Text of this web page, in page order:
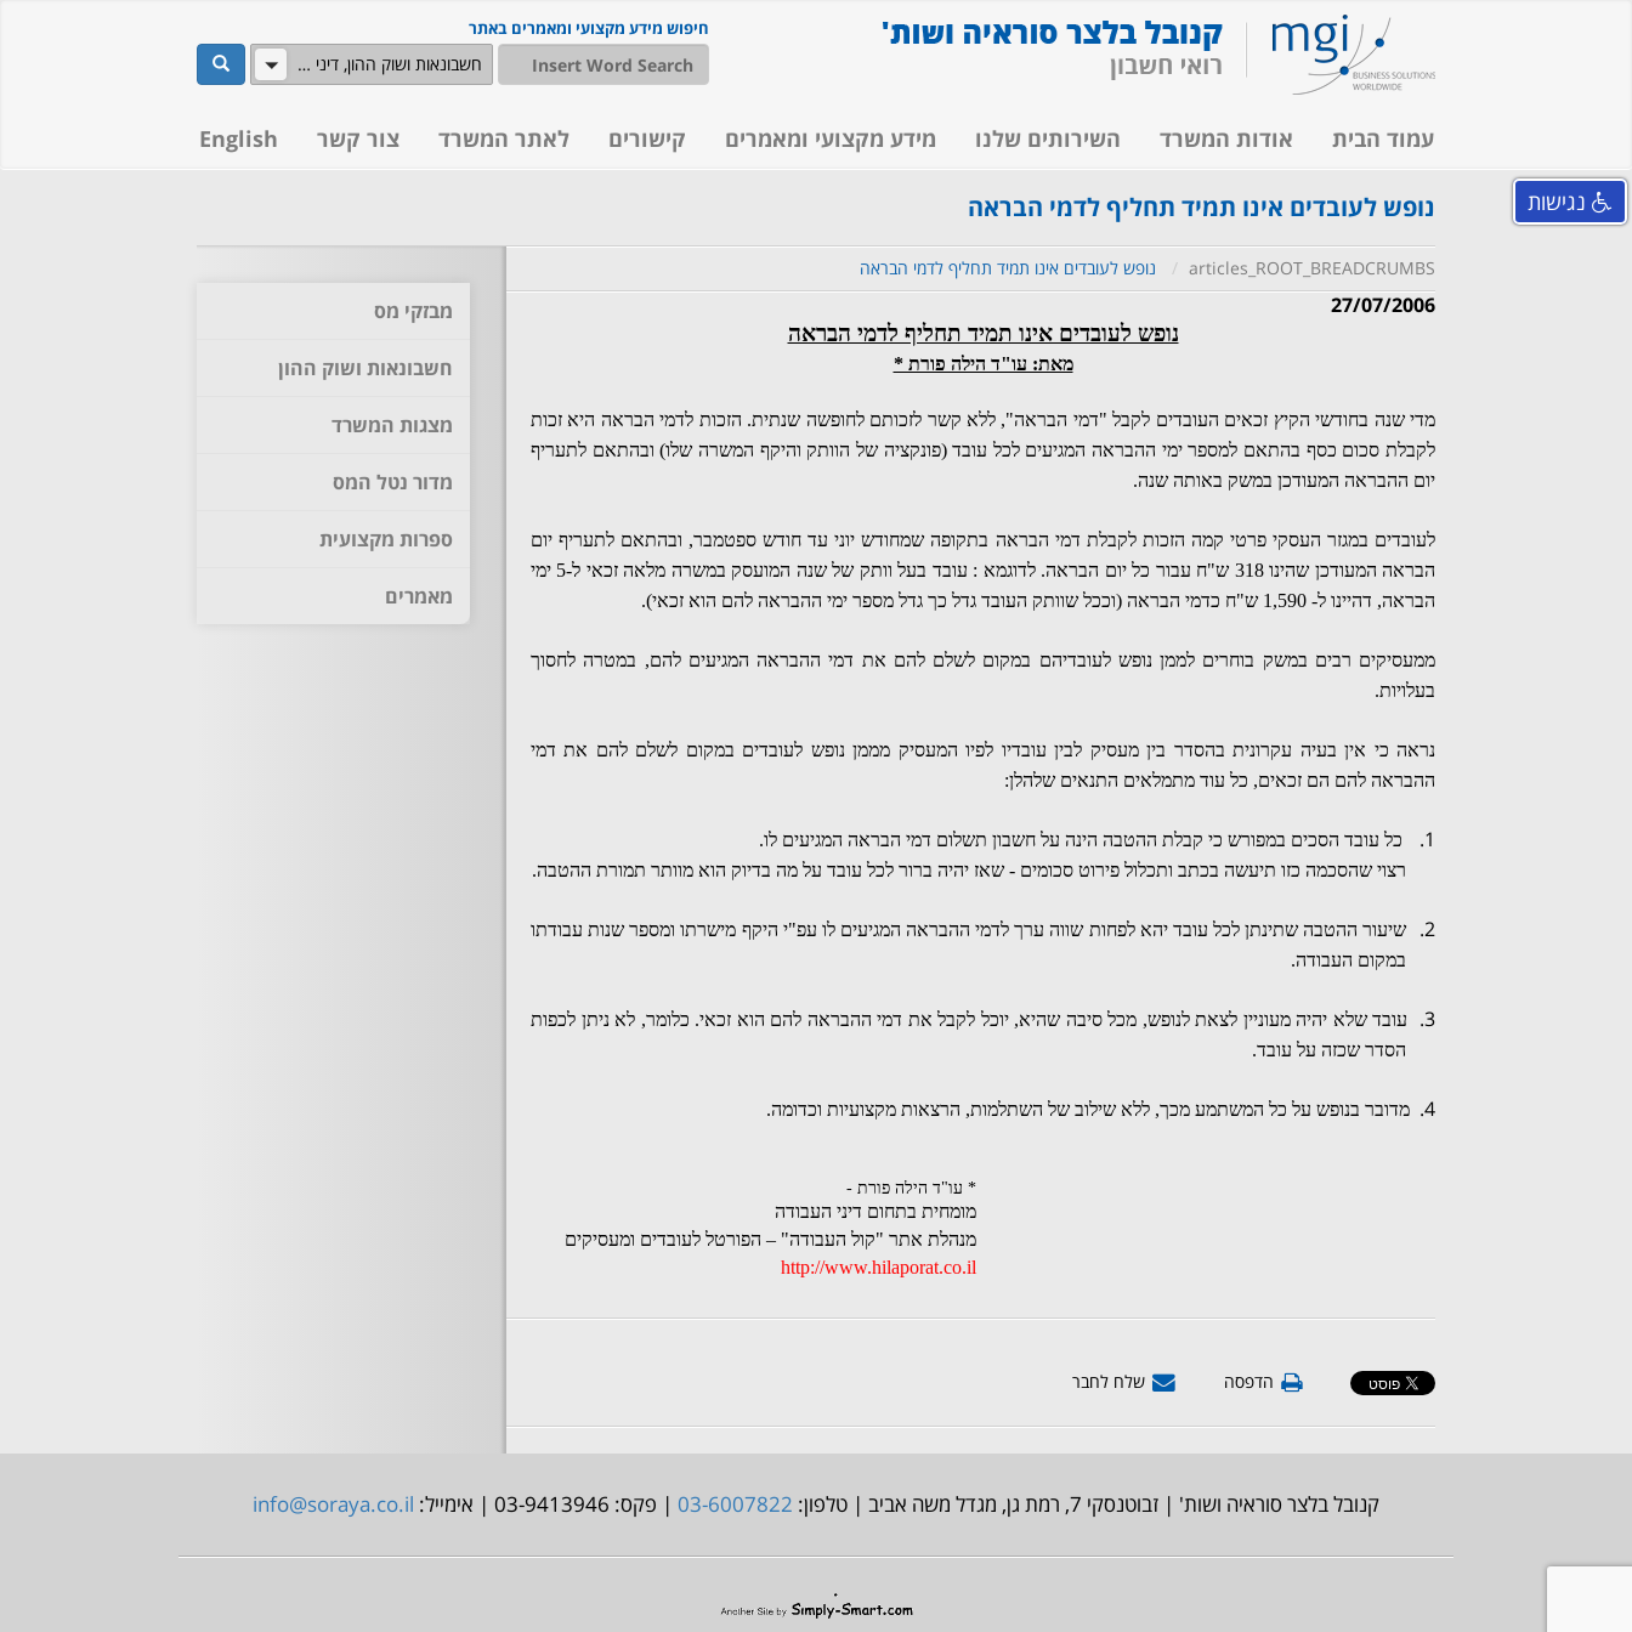
חיפוש מידע מקצועי ומאמרים באתר
חשבונאות ושוק ההון, דיני מסים שלח
עמוד הבית אודות המשרד השירותים שלנו מידע מקצועי ומאמרים קישורים לאתר המשרד צור קשר English
נופש לעובדים אינו תמיד תחליף לדמי הבראה
articles_ROOT_BREADCRUMBS נופש לעובדים אינו תמיד תחליף לדמי הבראה
27/07/2006
נופש לעובדים אינו תמיד תחליף לדמי הבראה
מאת: עו"ד הילה פורת *
מדי שנה בחודשי הקיץ זכאים העובדים לקבל "דמי הבראה", ללא קשר לזכותם לחופשה שנתית. הזכות לדמי הבראה היא זכות
לקבלת סכום כסף בהתאם למספר ימי ההבראה המגיעים לכל עובד (פונקציה של הוותק והיקף המשרה שלו) ובהתאם לתעריף
יום ההבראה המעודכן במשק באותה שנה.
לעובדים במגזר העסקי פרטי קמה הזכות לקבלת דמי הבראה בתקופה שמחודש יוני עד חודש ספטמבר, ובהתאם לתעריף יום
הבראה המעודכן שהינו 318 ש"ח עבור כל יום הבראה. לדוגמא : עובד בעל וותק של שנה המועסק במשרה מלאה זכאי ל-5 ימי
הבראה, דהיינו ל- 1,590 ש"ח כדמי הבראה (וככל שוותק העובד גדל כך גדל מספר ימי ההבראה להם הוא זכאי).
ממעסיקים רבים במשק בוחרים לממן נופש לעובדיהם במקום לשלם להם את דמי ההבראה המגיעים להם, במטרה לחסוך
בעלויות.
נראה כי אין בעיה עקרונית בהסדר בין מעסיק לבין עובדיו לפיו המעסיק מממן נופש לעובדים במקום לשלם להם את דמי
ההבראה להם הם זכאים, כל עוד מתמלאים התנאים שלהלן:
1.
כל עובד הסכים במפורש כי קבלת ההטבה הינה על חשבון תשלום דמי הבראה המגיעים לו.
רצוי שהסכמה כזו תיעשה בכתב ותכלול פירוט סכומים - שאז יהיה ברור לכל עובד על מה בדיוק הוא מוותר תמורת ההטבה.
2.
שיעור ההטבה שתינתן לכל עובד יהא לפחות שווה ערך לדמי ההבראה המגיעים לו עפ"י היקף מישרתו ומספר שנות עבודתו
במקום העבודה.
3. עובד שלא יהיה מעוניין לצאת לנופש, מכל סיבה שהיא, יוכל לקבל את דמי ההבראה להם הוא זכאי. כלומר, לא ניתן לכפות
הסדר שכזה על עובד.
4. מדובר בנופש על כל המשתמע מכך, ללא שילוב של השתלמות, הרצאות מקצועיות וכדומה.
* עו"ד הילה פורת -
מומחית בתחום דיני העבודה
מנהלת אתר "קול העבודה" – הפורטל לעובדים ומעסיקים
http://www.hilaporat.co.il
הדפסה שלח לחבר
מבזקי מס
חשבונאות ושוק ההון
מצגות המשרד
מדור נטל המס
ספרות מקצועית
מאמרים
קנובל בלצר סוראיה ושות' | זבוטנסקי 7, רמת גן, מגדל משה אביב | טלפון: 03-6007822 | פקס: 03-9413946 | אימייל: info@soraya.co.il
נגישות